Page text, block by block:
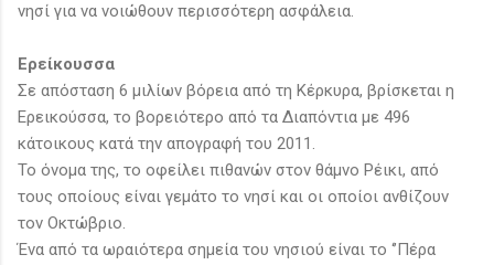
νησί για να νοιώθουν περισσότερη ασφάλεια.
Ερείκουσσα
Σε απόσταση 6 μιλίων βόρεια από τη Κέρκυρα, βρίσκεται η
Ερεικούσσα, το βορειότερο από τα Διαπόντια με 496
κάτοικους κατά την απογραφή του 2011.
Το όνομα της, το οφείλει πιθανών στον θάμνο Ρέικι, από
τους οποίους είναι γεμάτο το νησί και οι οποίοι ανθίζουν
τον Οκτώβριο.
Ένα από τα ωραιότερα σημεία του νησιού είναι το ‘’Πέρα